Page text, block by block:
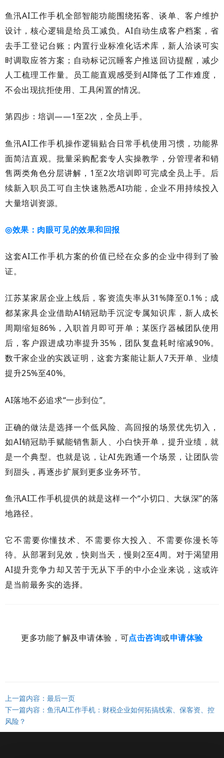
鱼汛AI工作手机全部智能功能围绕拓客、谈单、客户维护
设计，核心逻辑是给员工减负。AI自动生成客户档案，省
去手工登记台账；内置行业标准化话术库，新人洽谈可实
时调取应答方案；自动标记沉睡客户推送回访提醒，减少
人工梳理工作量。员工能直观感受到AI降低了工作难度，
不会出现抗拒使用、工具闲置的情况。
第四步：培训——1至2次，全员上手。
鱼汛AI工作手机操作逻辑贴合日常手机使用习惯，功能界
面简洁直观。批量采购配套专人实操教学，分管理者和销
售两类角色分层讲解， 1至2次培训即可完成全员上手。后
续新入职员工可自主快速熟悉AI功能，企业不用持续投入
大量培训资源。
◎效果：肉眼可见的效果和回报
这套AI工作手机方案的价值已经在众多的企业中得到了验
证。
江苏某家居企业上线后，客资流失率从31%降至0.1% ；成
都某家具企业借助AI销冠助手沉淀专属知识库，新人成长
周期缩短86% ，入职首月即可开单；某医疗器械团队使用
后，客户跟进成功率提升35% ，团队复盘耗时缩减90%。
数千家企业的实践证明，这套方案能让新人7天开单、业绩
提升25%至40%。
AI落地不必追求“一步到位”。
正确的做法是选择一个低风险、高回报的场景优先切入，
如AI销冠助手赋能销售新人、小白快开单，提升业绩，就
是一个典型。也就是说，让AI先跑通一个场景，让团队尝
到甜头，再逐步扩展到更多业务环节。
鱼汛AI工作手机提供的就是这样一个“小切口、大纵深”的落
地路径。
它不需要你懂技术、不需要你大投入、不需要你漫长等
待。从部署到见效，快则当天，慢则2至4周。对于渴望用
AI提升竞争力却又苦于无从下手的中小企业来说，这或许
是当前最务实的选择。
更多功能了解及申请体验，可点击咨询或申请体验
上一篇内容：最后一页
下一篇内容：鱼汛AI工作手机：财税企业如何拓搞线索、保客资、控
风险？